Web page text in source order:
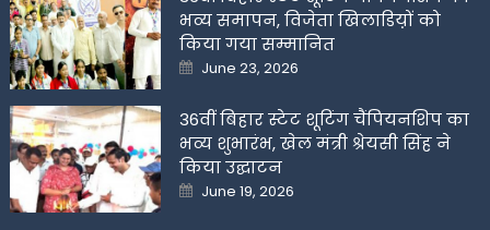
भव्य समापन, विजेता खिलाडिय़ों को
किया गया सम्मानित
Posted
on
June 23, 2026
36वीं बिहार स्टेट शूटिंग चैंपियनशिप का
भव्य शुभारंभ, खेल मंत्री श्रेयसी सिंह ने
किया उद्घाटन
Posted
on
June 19, 2026